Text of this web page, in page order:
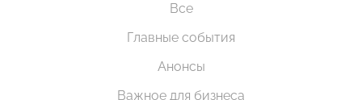
Все
Главные события
Анонсы
Важное для бизнеса